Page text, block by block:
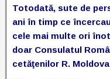
Totodată, sute de
ani în timp ce
cele mai multe ori
doar Consulatul
cetăţenilor R.